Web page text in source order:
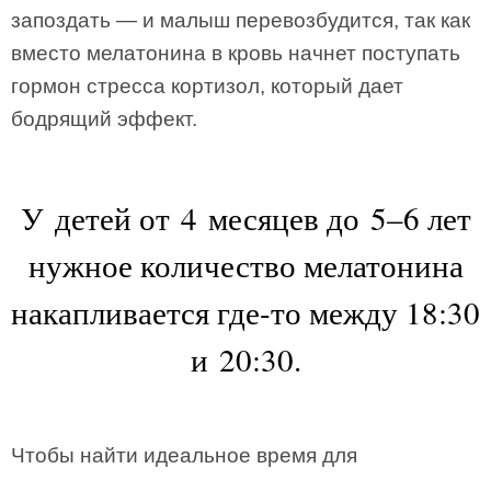
запоздать — и малыш перевозбудится, так как
вместо мелатонина в кровь начнет поступать
гормон стресса кортизол, который дает
бодрящий эффект.
У детей от 4 месяцев до 5–6 лет
нужное количество мелатонина
накапливается где-то между 18:30
и 20:30.
Чтобы найти идеальное время для